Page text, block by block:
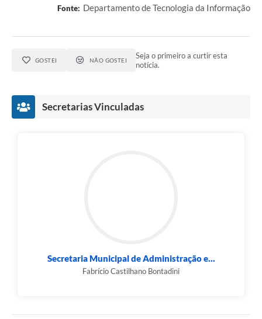
Fonte: Departamento de Tecnologia da Informação
GOSTEI NÃO GOSTEI
Seja o primeiro a curtir esta
notícia.
Secretarias Vinculadas
Secretaria Municipal de Administração e...
Fabrício Castilhano Bontadini